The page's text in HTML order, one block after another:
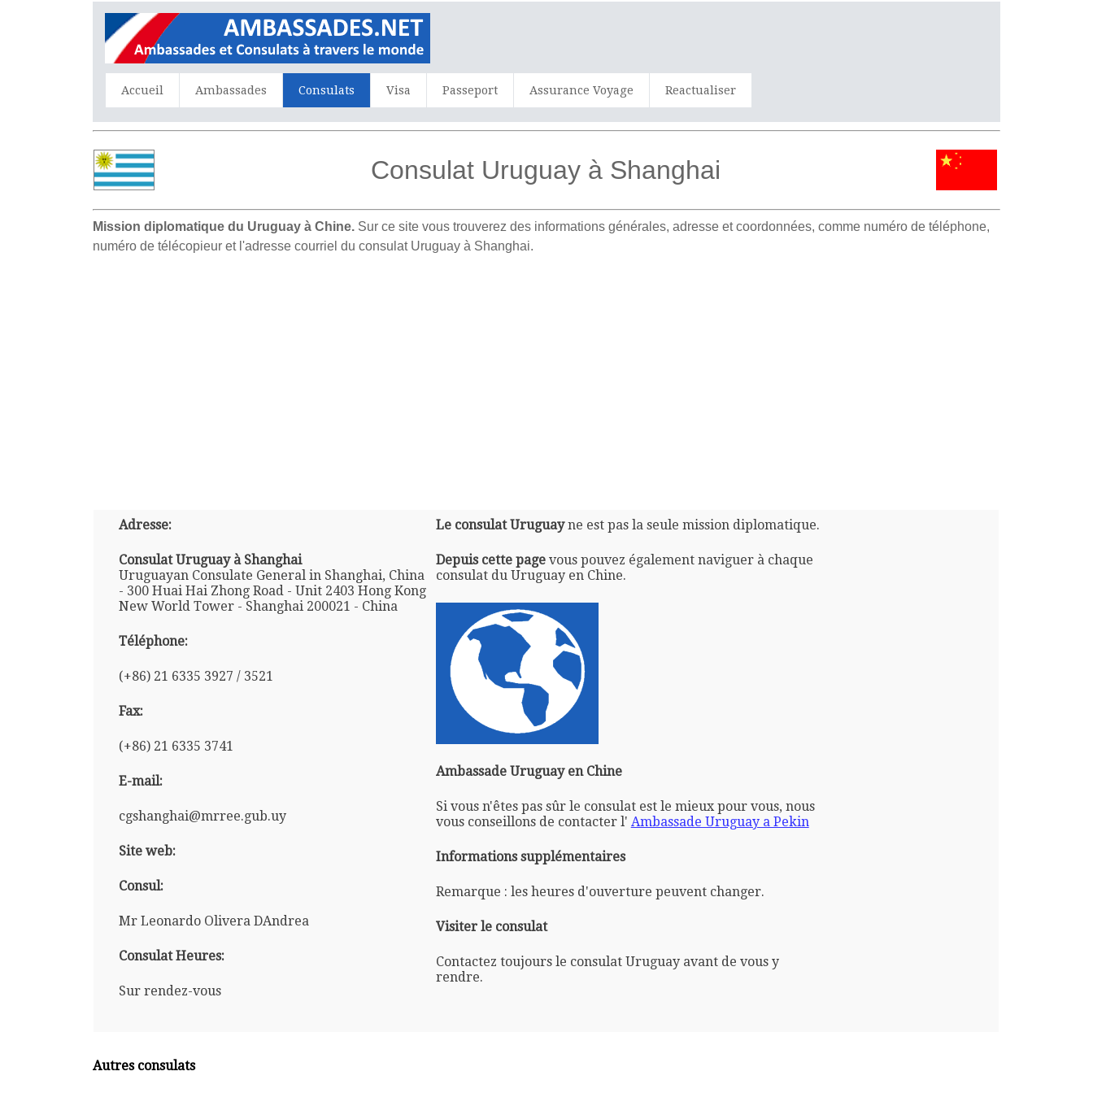
Accueil Ambassades Consulats Visa Passeport Assurance Voyage Reactualiser
Consulat Uruguay à Shanghai
Mission diplomatique du Uruguay à Chine. Sur ce site vous trouverez des informations générales, adresse et coordonnées, comme numéro de téléphone,
numéro de télécopieur et l'adresse courriel du consulat Uruguay à Shanghai.
Adresse:
Consulat Uruguay à Shanghai
Uruguayan Consulate General in Shanghai, China
- 300 Huai Hai Zhong Road - Unit 2403 Hong Kong
New World Tower - Shanghai 200021 - China
Téléphone:
(+86) 21 6335 3927 / 3521
Fax:
(+86) 21 6335 3741
E-mail:
cgshanghai@mrree.gub.uy
Site web:
Consul:
Mr Leonardo Olivera DAndrea
Consulat Heures:
Sur rendez-vous
Le consulat Uruguayne est pas la seule mission diplomatique.
Depuis cette pagevous pouvez également naviguer à chaque
consulat du Uruguay en Chine.
Ambassade Uruguay en Chine
Si vous n'êtes pas sûr le consulat est le mieux pour vous, nous
vous conseillons de contacter l' Ambassade Uruguay a Pekin
Informations supplémentaires
Remarque : les heures d'ouverture peuvent changer.
Visiter le consulat
Contactez toujours le consulat Uruguay avant de vous y
rendre.
Autres consulats